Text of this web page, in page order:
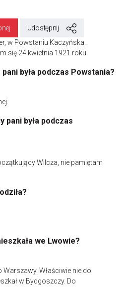
Udostępnij
w Powstaniu Kaczyńska.
się 24 kwietnia 1921 roku.
była podczas Powstania?
pani była podczas
Wilcza, nie pamiętam
we Lwowie?
Właściwie nie do
w Bydgoszczy. Do